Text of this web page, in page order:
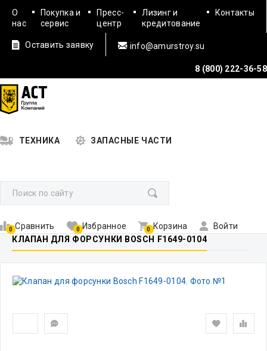
О
нас
Покупка и
сервис
Пресс-
центр
Лизинг и
кредитование
Контакты
Оставить заявку info@amurstroy.su
8 (800) 222-36-58
ТЕХНИКА ЗАПАСНЫЕ ЧАСТИ
0 Сравнить 0 Избранное 0 Корзина
Войти
КЛАПАН ДЛЯ ФОРСУНКИ BOSCH F1649-0104